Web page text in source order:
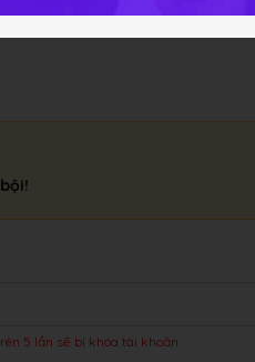
5 lần sẽ bị khóa tài khoản